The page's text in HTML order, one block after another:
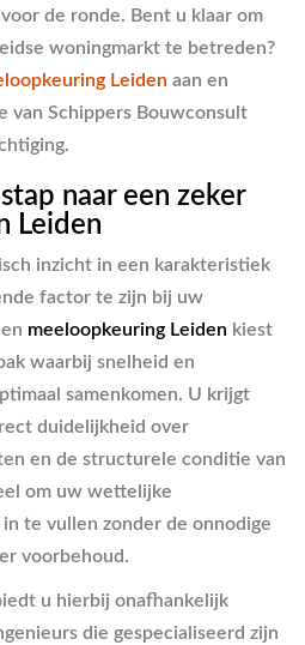
de ronde. Bent u klaar om
woningmarkt te betreden?
Leiden aan en
van Schippers Bouwconsult
naar een zeker
Leiden
inzicht in een karakteristiek
factor te zijn bij uw
meeloopkeuring Leiden kiest
waarbij snelheid en
samenkomen. U krijgt
duidelijkheid over
en de structurele conditie van
om uw wettelijke
te vullen zonder de onnodige
voorbehoud.
u hierbij onafhankelijk
die gespecialiseerd zijn